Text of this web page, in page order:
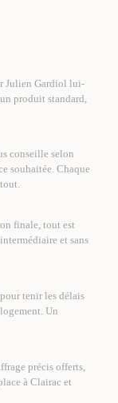
Julien Gardiol lui-
produit standard,
conseille selon
souhaitée. Chaque
finale, tout est
et sans
tenir les délais
Un
précis offerts,
à Clairac et